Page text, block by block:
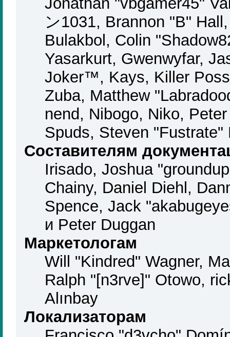
ン1031, Brannon "B"
Bulakbol, Colin
Yasarkurt, Gwenwyfar,
Joker™, Kays, Killer
Zuba, Matthew
nend, Nibogo, Niko,
Spuds, Steven
Составителям
Irisado, Joshua
Chainy, Daniel Diehl,
Spence, Jack
и Peter Duggan
Маркетологам
Will "Kindred" Wagner,
Ralph "[n3rve]" Otowo,
Alınbay
Локализаторам